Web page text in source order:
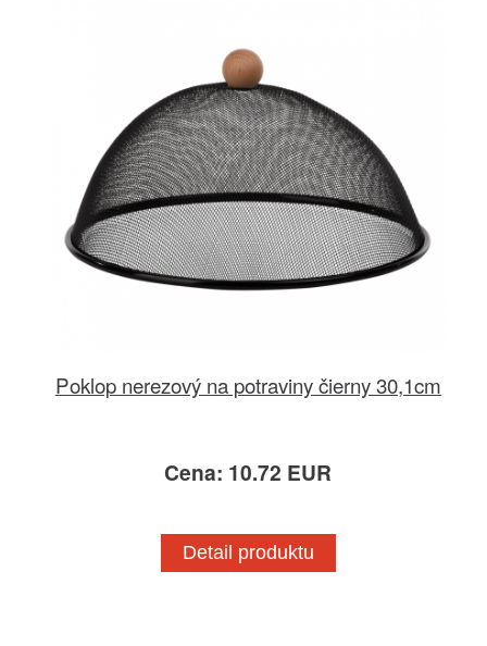
Poklop nerezový na potraviny čierny 30,1cm
Cena: 10.72 EUR
Detail produktu